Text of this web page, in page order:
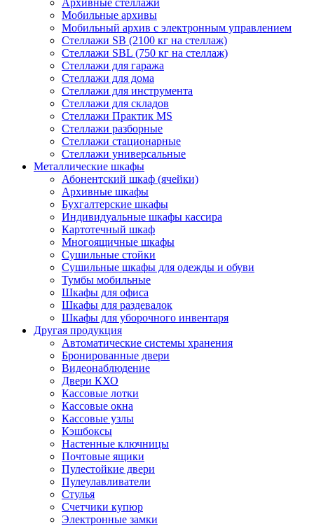
Мобильные архивы
Мобильный архив с электронным управлением
Стеллажи SB (2100 кг на стеллаж)
Стеллажи SBL (750 кг на стеллаж)
Стеллажи для гаража
Стеллажи для дома
Стеллажи для инструмента
Стеллажи для складов
Стеллажи Практик MS
Стеллажи разборные
Стеллажи стационарные
Стеллажи универсальные
Металлические шкафы
Абонентский шкаф (ячейки)
Архивные шкафы
Бухгалтерские шкафы
Индивидуальные шкафы кассира
Картотечный шкаф
Многоящичные шкафы
Сушильные стойки
Сушильные шкафы для одежды и обуви
Тумбы мобильные
Шкафы для офиса
Шкафы для раздевалок
Шкафы для уборочного инвентаря
Другая продукция
Автоматические системы хранения
Бронированные двери
Видеонаблюдение
Двери КХО
Кассовые лотки
Кассовые окна
Кассовые узлы
Кэшбоксы
Настенные ключницы
Почтовые ящики
Пулестойкие двери
Пулеулавливатели
Стулья
Счетчики купюр
Электронные замки